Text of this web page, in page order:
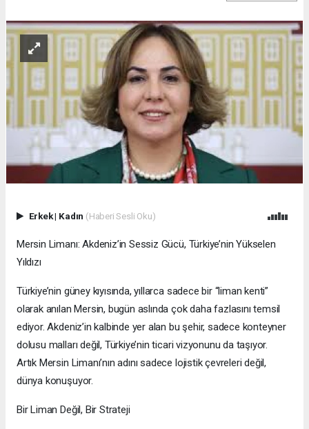
Erkek| Kadın (Haberi Sesli Oku)
Mersin Limanı: Akdeniz’in Sessiz Gücü, Türkiye’nin Yükselen
Yıldızı
Türkiye’nin güney kıyısında, yıllarca sadece bir “liman kenti”
olarak anılan Mersin, bugün aslında çok daha fazlasını temsil
ediyor. Akdeniz’in kalbinde yer alan bu şehir, sadece konteyner
dolusu malları değil, Türkiye’nin ticari vizyonunu da taşıyor.
Artık Mersin Limanı’nın adını sadece lojistik çevreleri değil,
dünya konuşuyor.
Bir Liman Değil, Bir Strateji